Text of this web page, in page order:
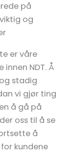
på
og
er våre
NDT. Å
stadig
vi gjør ting
å gå på
oss til å se
å
kundene